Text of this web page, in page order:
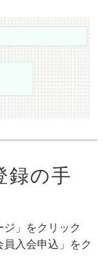
録の手
」をクリック
入会申込」をク